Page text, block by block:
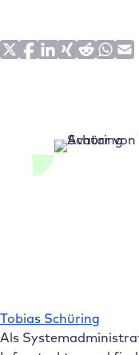
Tobias Schüring
Als